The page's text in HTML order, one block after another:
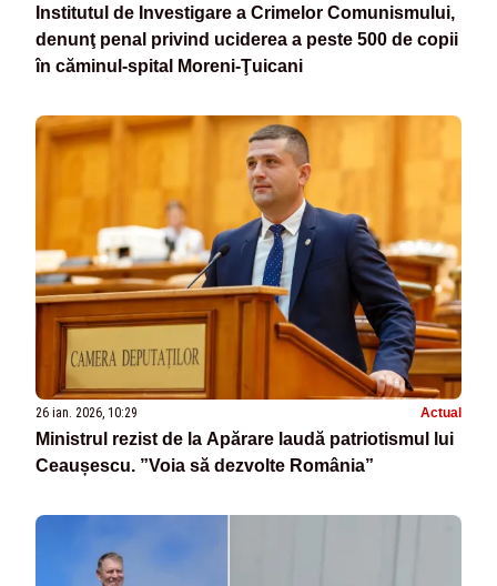
Institutul de Investigare a Crimelor Comunismului,
denunţ penal privind uciderea a peste 500 de copii
în căminul-spital Moreni-Ţuicani
26 ian. 2026, 10:29 Actual
Ministrul rezist de la Apărare laudă patriotismul lui
Ceaușescu. ”Voia să dezvolte România”